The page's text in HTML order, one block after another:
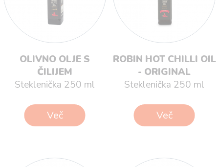
OLIVNO OLJE S
ČILIJEM
Steklenička 250 ml
Več
ROBIN HOT CHILLI OIL
- ORIGINAL
Steklenička 250 ml
Več